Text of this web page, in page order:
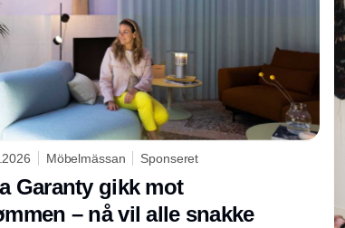
Möbelmässan Sponseret
Garanty gikk mot
– nå vil alle snakke